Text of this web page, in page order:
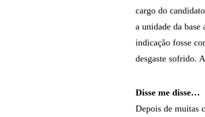
cargo do
a unidade da base
indicação fosse
desgaste sofrido.
Disse me disse…
Depois de muitas